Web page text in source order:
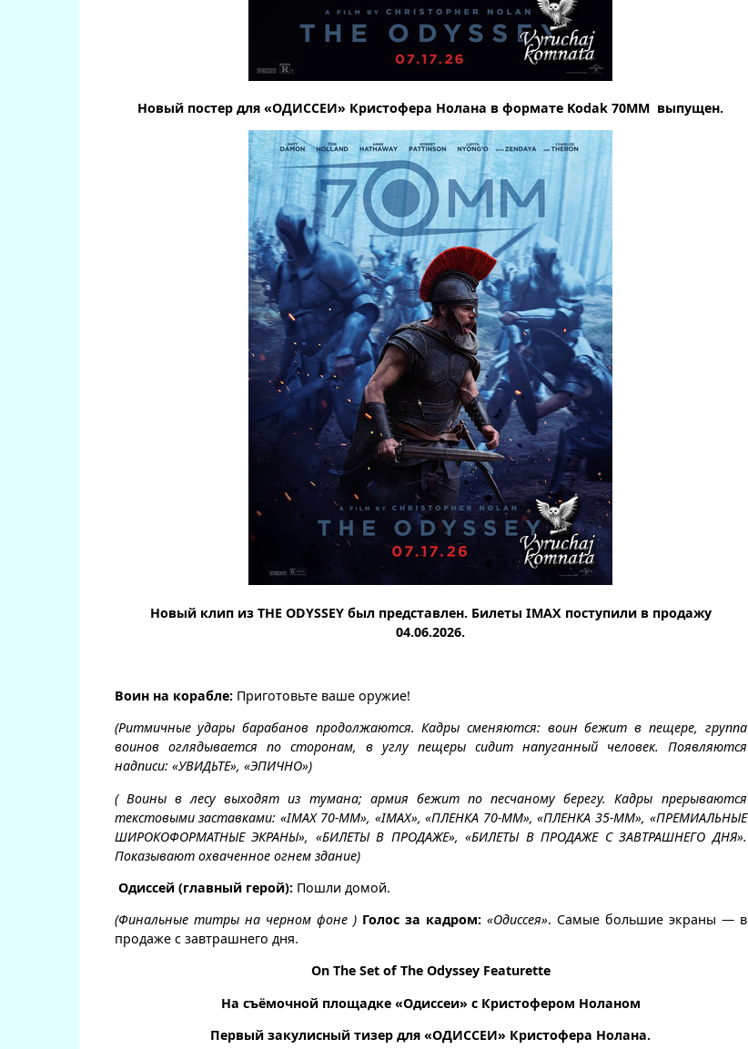
Новый постер для «ОДИССЕИ» Кристофера Нолана в формате Kodak 70MM выпущен.
Новый клип из THE ODYSSEY был представлен. Билеты IMAX поступили в продажу
04.06.2026.
Воин на корабле:Приготовьте ваше оружие!
(Ритмичные удары барабанов продолжаются. Кадры сменяются: воин бежит в пещере, группа
воинов оглядывается по сторонам, в углу пещеры сидит напуганный человек. Появляются
надписи: «УВИДЬТЕ», «ЭПИЧНО»)
( Воины в лесу выходят из тумана; армия бежит по песчаному берегу. Кадры прерываются
текстовыми заставками: «IMAX 70-ММ», «IMAX», «ПЛЕНКА 70-ММ», «ПЛЕНКА 35-ММ», «ПРЕМИАЛЬНЫЕ
ШИРОКОФОРМАТНЫЕ ЭКРАНЫ», «БИЛЕТЫ В ПРОДАЖЕ», «БИЛЕТЫ В ПРОДАЖЕ С ЗАВТРАШНЕГО ДНЯ».
Показывают охваченное огнем здание)
Одиссей (главный герой):Пошли домой.
(Финальные титры на черном фоне ) Голос за кадром: «Одиссея». Самые большие экраны — в
продаже с завтрашнего дня.
On The Set of The Odyssey Featurette
На съёмочной площадке «Одиссеи» с Кристофером Ноланом
Первый закулисный тизер для «ОДИССЕИ» Кристофера Нолана.